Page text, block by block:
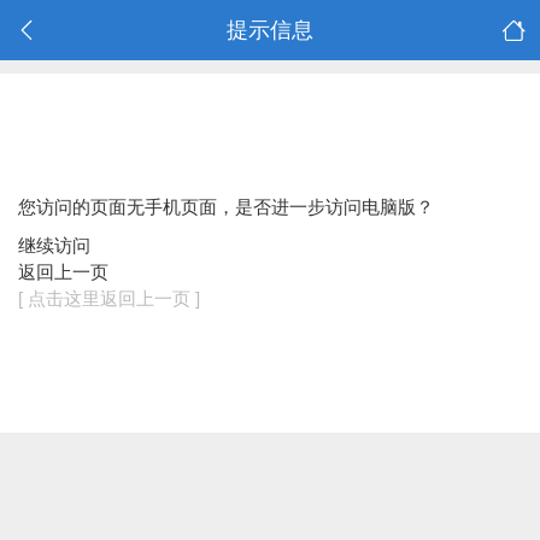
提示信息
您访问的页面无手机页面，是否进一步访问电脑版？
继续访问
返回上一页
[ 点击这里返回上一页 ]